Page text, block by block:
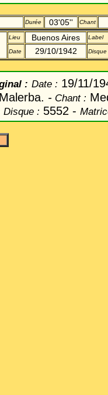
Durée 03'05'' Chant
Lieu Buenos Aires Label
Date 29/10/1942 Disque
: Date : 19/11/
- Chant:
Disque : 5552 -